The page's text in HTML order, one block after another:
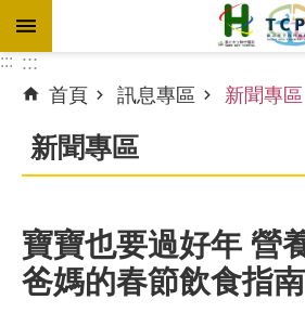
跳到主要內容區塊
進
搜
尋
訊
::: :::
首頁
訊息專區 新聞專區
新聞專區
寶寶也要過好年 營
爸媽的春節飲食指南